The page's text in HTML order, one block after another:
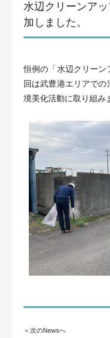
水辺クリーンア
加しました。
恒例の「水辺クリーン
回は武豊港エリアで
境美化活動に取り組み
＜次のNewsへ